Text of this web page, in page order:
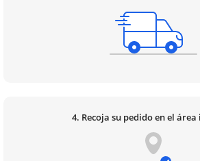
4. Recoja su pedido en el